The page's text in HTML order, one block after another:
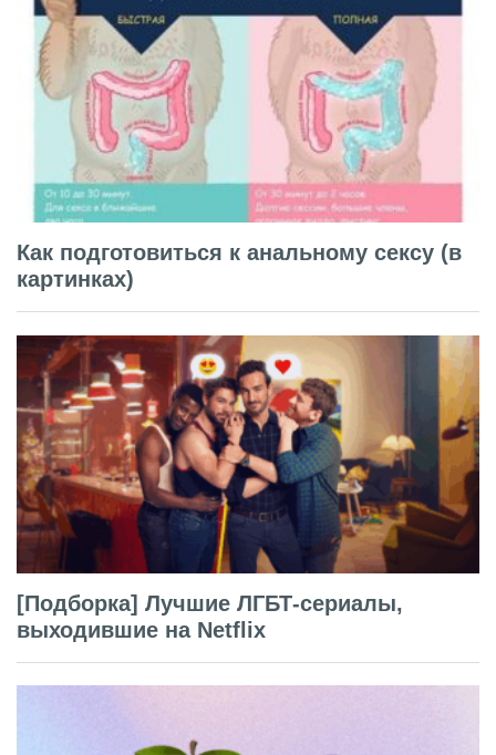
Как подготовиться к анальному сексу (в
картинках)
[Подборка] Лучшие ЛГБТ-сериалы,
выходившие на Netflix